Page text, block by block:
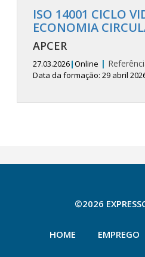
ISO 14001 CICLO
ECONOMIA
APCER
27.03.2026|Online |
Data da formação: 29 abril
©2026
HOME EMPREGO